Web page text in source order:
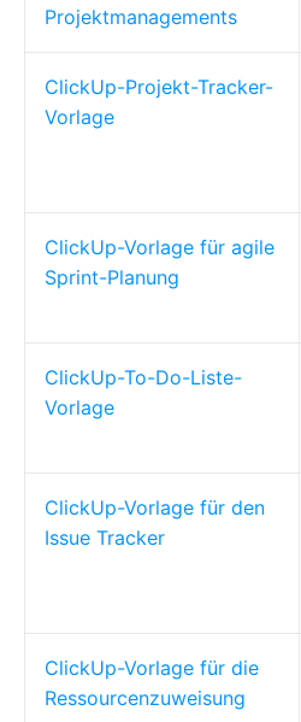
Projektmanagements
ClickUp-Projekt-Tracker-
Vorlage
ClickUp-Vorlage für agile
Sprint-Planung
ClickUp-To-Do-Liste-
Vorlage
ClickUp-Vorlage für den
Issue Tracker
ClickUp-Vorlage für die
Ressourcenzuweisung